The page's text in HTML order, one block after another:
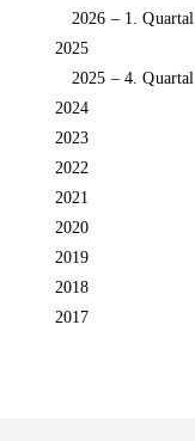
2026 – 1. Quartal
2025
2025 – 4. Quartal
2024
2023
2022
2021
2020
2019
2018
2017